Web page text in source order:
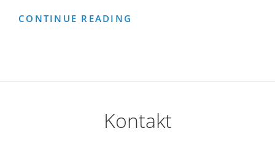
CONTINUE READING
RÉJOUISSANCE“
Kontakt